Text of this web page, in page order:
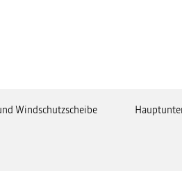
Windschutzscheibe